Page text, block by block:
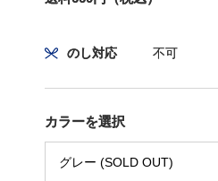
のし対応 不可
カラーを選択